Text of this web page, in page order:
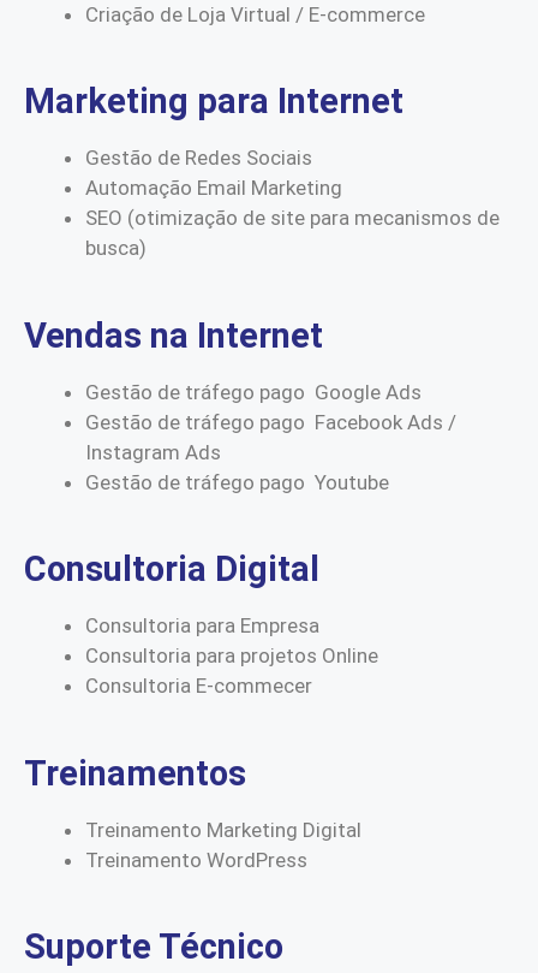
Criação de Loja Virtual / E-commerce
Marketing para Internet
Gestão de Redes Sociais
Automação Email Marketing
SEO (otimização de site para mecanismos de
busca)
Vendas na Internet
Gestão de tráfego pago Google Ads
Gestão de tráfego pago Facebook Ads /
Instagram Ads
Gestão de tráfego pago Youtube
Consultoria Digital
Consultoria para Empresa
Consultoria para projetos Online
Consultoria E-commecer
Treinamentos
Treinamento Marketing Digital
Treinamento WordPress
Suporte Técnico